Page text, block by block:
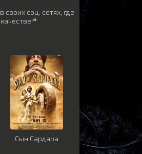
соц. сетях, где
Сын Сардара